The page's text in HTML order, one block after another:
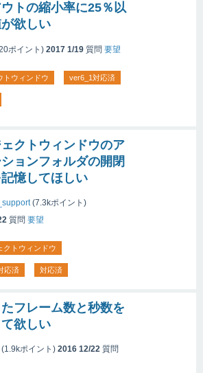
トの縮小率に25％以
欲しい
ポイント) 2017 1/19 質問 要望
トウィンドウ ver6_1対応済
クトウィンドウのア
ョンフォルダの開閉
憶してほしい
(7.3kポイント)
質問 要望
クトウィンドウ
応済 対応済
フレーム数と秒数を
欲しい
(1.9kポイント) 2016 12/22 質問